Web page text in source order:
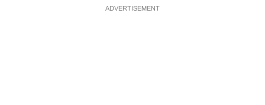
ADVERTISEMENT